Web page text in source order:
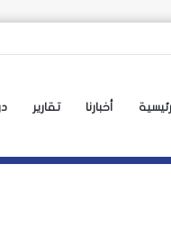
أخبارنا تقارير